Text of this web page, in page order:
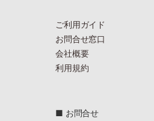
ご利用ガイド
お問合せ窓口
会社概要
利用規約
■ お問合せ